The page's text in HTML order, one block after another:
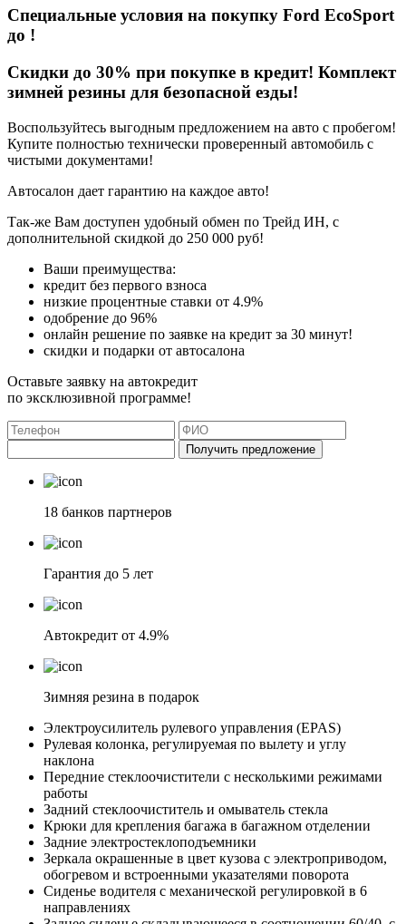
Специальные условия на покупку Ford EcoSport
до !
Скидки до 30% при покупке в кредит! Комплект
зимней резины для безопасной езды!
Воспользуйтесь выгодным предложением на авто с пробегом!
Купите полностью технически проверенный автомобиль с
чистыми документами!
Автосалон дает гарантию на каждое авто!
Так-же Вам доступен удобный обмен по Трейд ИН, с
дополнительной скидкой до 250 000 руб!
Ваши преимущества:
кредит без первого взноса
низкие процентные ставки от 4.9%
одобрение до 96%
онлайн решение по заявке на кредит за 30 минут!
скидки и подарки от автосалона
Оставьте заявку на автокредит
по эксклюзивной программе!
Получить предложение
18 банков партнеров
Гарантия до 5 лет
Автокредит от 4.9%
Зимняя резина в подарок
Электроусилитель рулевого управления (EPAS)
Рулевая колонка, регулируемая по вылету и углу
наклона
Передние стеклоочистители с несколькими режимами
работы
Задний стеклоочиститель и омыватель стекла
Крюки для крепления багажа в багажном отделении
Задние электростеклоподъемники
Зеркала окрашенные в цвет кузова с электроприводом,
обогревом и встроенными указателями поворота
Сиденье водителя с механической регулировкой в 6
направлениях